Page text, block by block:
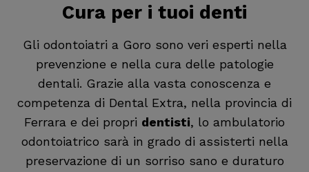
Cura per i tuoi denti
Gli odontoiatri a Goro sono veri esperti nella
prevenzione e nella cura delle patologie
dentali. Grazie alla vasta conoscenza e
competenza di Dental Extra, nella provincia di
Ferrara e dei propri dentisti, lo ambulatorio
odontoiatrico sarà in grado di assisterti nella
preservazione di un sorriso sano e duraturo